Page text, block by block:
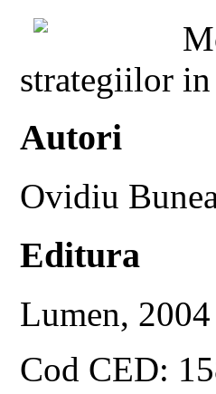
strategiilor
Autori
Ovidiu
Editura
Lumen, 2004
Cod CED: